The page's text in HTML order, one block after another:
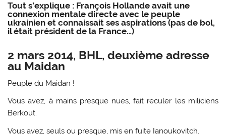
Tout s’explique : François Hollande avait une
connexion mentale directe avec le peuple
ukrainien et connaissait ses aspirations (pas de bol,
il était président de la France…)
2 mars 2014, BHL, deuxième adresse
au Maidan
Peuple du Maidan !
Vous avez, à mains presque nues, fait reculer les miliciens
Berkout.
Vous avez, seuls ou presque, mis en fuite Ianoukovitch.